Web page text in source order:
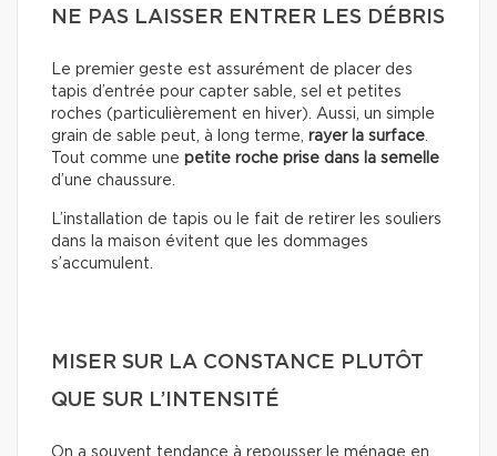
NE PAS LAISSER ENTRER LES DÉBRIS
Le premier geste est assurément de placer des
tapis d’entrée pour capter sable, sel et petites
roches (particulièrement en hiver). Aussi, un simple
grain de sable peut, à long terme, rayer la surface
Tout comme une petite roche prise dans la semelle
d’une chaussure.
L’installation de tapis ou le fait de retirer les souliers
dans la maison évitent que les dommages
s’accumulent.
MISER SUR LA CONSTANCE PLUTÔT
QUE SUR L’INTENSITÉ
On a souvent tendance à repousser le ménage en